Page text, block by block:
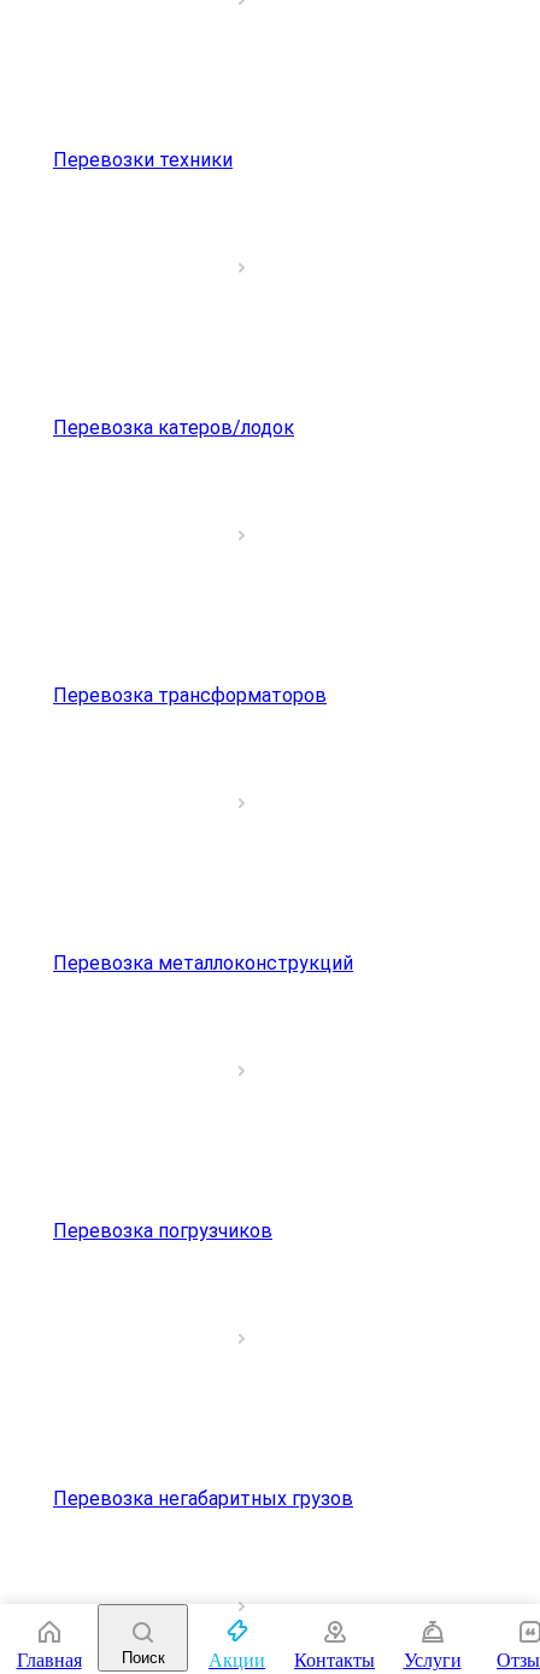
Перевозки техники
Перевозка катеров/лодок
Перевозка трансформаторов
Перевозка металлоконструкций
Перевозка погрузчиков
Перевозка негабаритных грузов
Главная Поиск Акции Контакты Услуги